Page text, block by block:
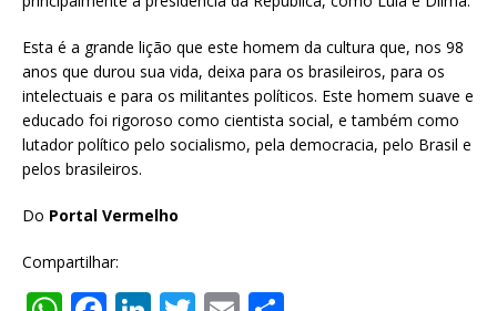
Esta é a grande lição que este homem da cultura que, nos 98
anos que durou sua vida, deixa para os brasileiros, para os
intelectuais e para os militantes políticos. Este homem suave e
educado foi rigoroso como cientista social, e também como
lutador político pelo socialismo, pela democracia, pelo Brasil e
pelos brasileiros.
Do Portal Vermelho
Compartilhar: